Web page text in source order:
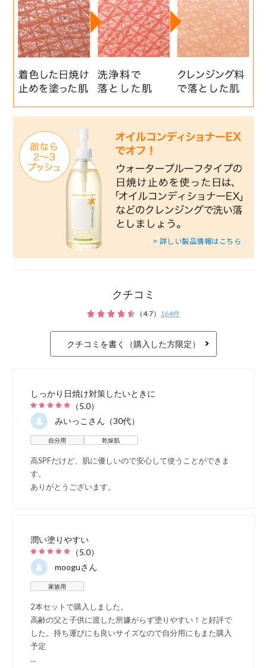
紫外線や外的刺激から
エーデルワイスエ
クチコミ
（4.7） 164件
クチコミを書く（購入した方限定）
しっかり日焼け対策したいときに
（5.0）
みいっこ さん（30代）
自分用 乾燥肌
高SPFだけど、肌に優しいので安心して使うことができま
す。
ありがとうございます。
潤い塗りやすい
（5.0）
mooguさん
家族用
2本セットで購入しました。
高齢の父と子供に渡した所嫌がらず塗りやすい！と好評で
した。持ち運びにも良いサイズなので自分用にもまた購入
予定
...